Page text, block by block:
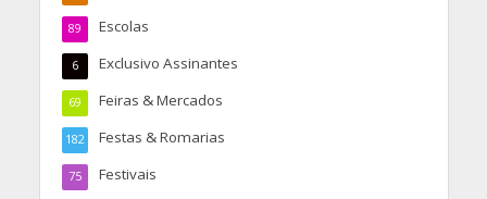
Escolas
89
Exclusivo Assinantes
6
Feiras & Mercados
69
Festas & Romarias
182
Festivais
75